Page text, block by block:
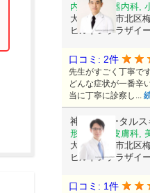
内科, 消化器内科,
大阪府大阪市北区
ヒルトンプラザイ
口コミ: 2件
先生がすごく丁寧で
どんな症状が一番辛
当に丁寧に診察し...
神美庵トータル
形成外科, 皮膚科,
大阪府大阪市北区
ヒルトンプラザイ
口コミ: 1件